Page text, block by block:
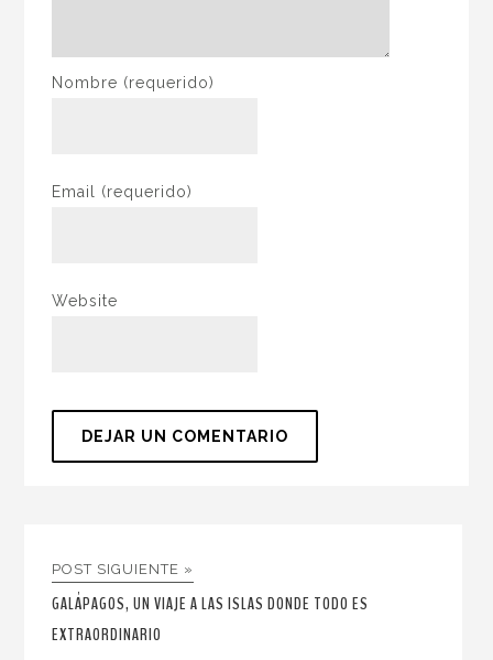
Nombre (requerido)
Email (requerido)
Website
POST SIGUIENTE »
GALÁPAGOS, UN VIAJE A LAS ISLAS DONDE TODO ES
EXTRAORDINARIO